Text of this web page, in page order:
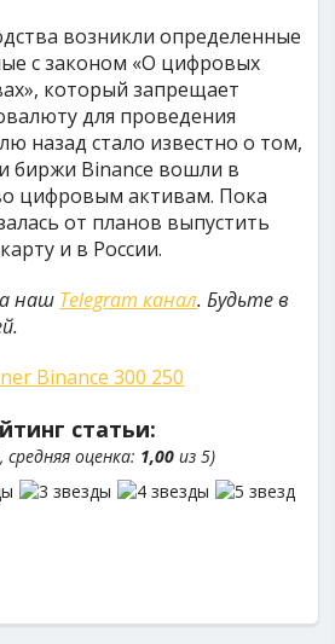
возникли определенные
с законом «О цифровых
который запрещает
для проведения
назад стало известно о том,
биржи Binance вошли в
цифровым активам. Пока
от планов выпустить
и в России.
наш Telegram канал. Будьте в
статьи:
, средняя оценка: 1,00из 5)